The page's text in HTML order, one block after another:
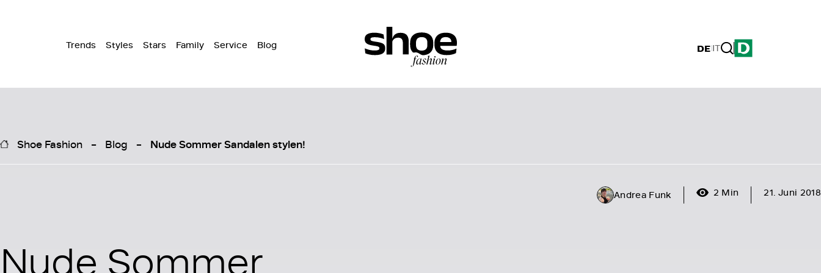
Trends Styles Stars Family Service Blog DE|IT
Shoe Fashion Blog Nude Sommer Sandalen stylen!
Andrea Funk 2 Min 21. Juni 2018
Nude Sommer